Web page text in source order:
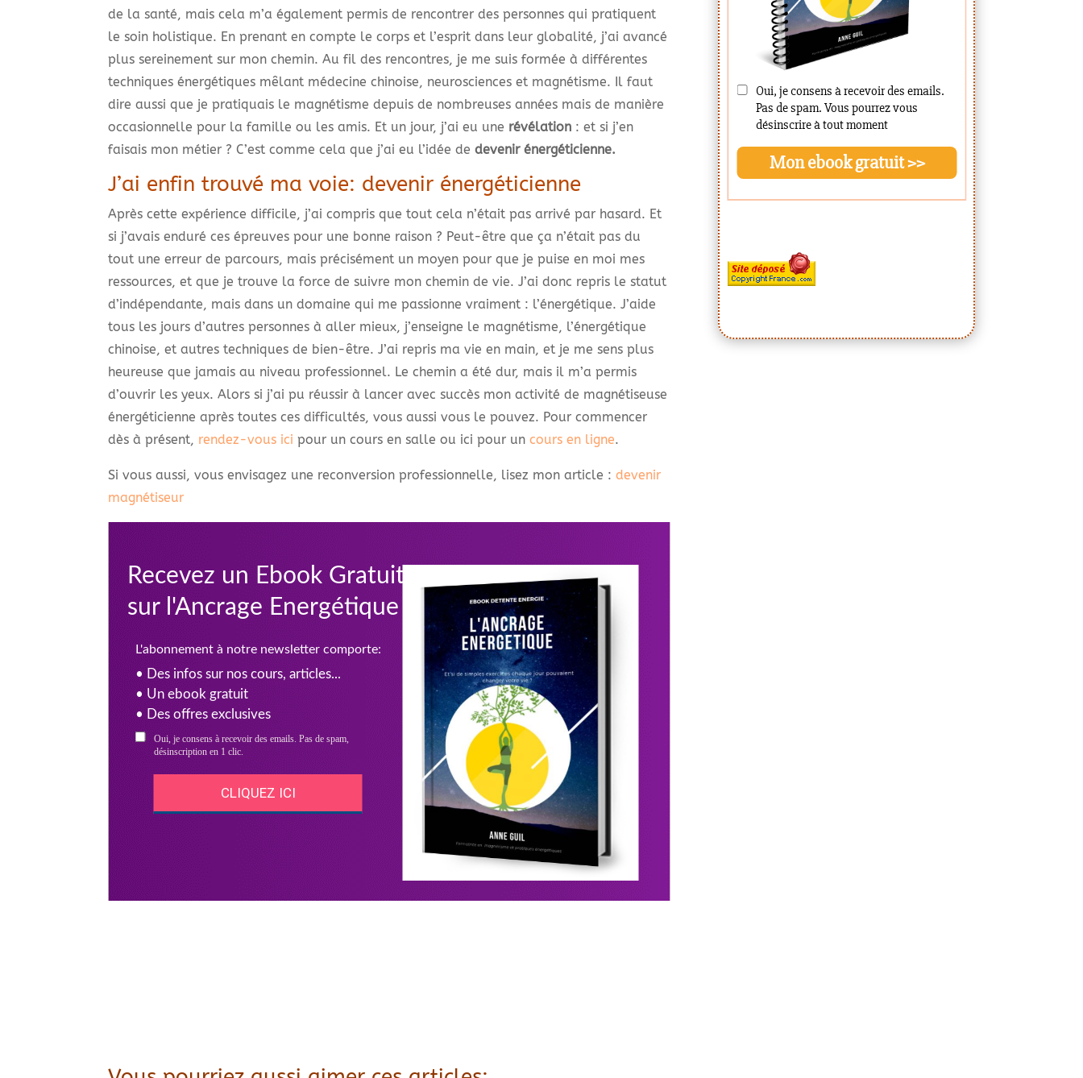
de la santé, mais cela m’a également permis de rencontrer des personnes qui pratiquent
le soin holistique. En prenant en compte le corps et l’esprit dans leur globalité, j’ai avancé
plus sereinement sur mon chemin. Au fil des rencontres, je me suis formée à différentes
techniques énergétiques mêlant médecine chinoise, neurosciences et magnétisme. Il faut
dire aussi que je pratiquais le magnétisme depuis de nombreuses années mais de manière
occasionnelle pour la famille ou les amis. Et un jour, j’ai eu une révélation : et si j’en
faisais mon métier ? C’est comme cela que j’ai eu l’idée dedevenir énergéticienne.
J’ai enfin trouvé ma voie: devenir énergéticienne
Après cette expérience difficile, j’ai compris que tout cela n’était pas arrivé par hasard. Et
si j’avais enduré ces épreuves pour une bonne raison ? Peut-être que ça n’était pas du
tout une erreur de parcours, mais précisément un moyen pour que je puise en moi mes
ressources, et que je trouve la force de suivre mon chemin de vie. J’ai donc repris le statut
d’indépendante, mais dans un domaine qui me passionne vraiment : l’énergétique. J’aide
tous les jours d’autres personnes à aller mieux, j’enseigne le magnétisme, l’énergétique
chinoise, et autres techniques de bien-être. J’ai repris ma vie en main, et je me sens plus
heureuse que jamais au niveau professionnel. Le chemin a été dur, mais il m’a permis
d’ouvrir les yeux. Alors si j’ai pu réussir à lancer avec succès mon activité de magnétiseuse
énergéticienne après toutes ces difficultés, vous aussi vous le pouvez. Pour commencer
dès à présent, rendez-vous ici pour un cours en salle ou ici pour uncours en ligne.
Si vous aussi, vous envisagez une reconversion professionnelle, lisez mon article :devenir
magnétiseur